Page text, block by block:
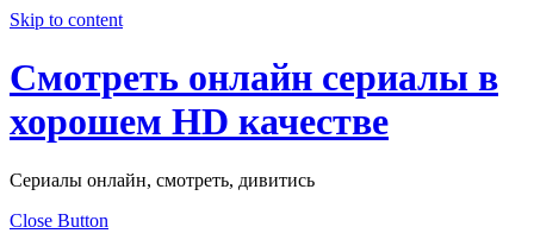
Skip to content
Смотреть онлайн сериалы в
хорошем HD качестве
Сериалы онлайн, смотреть, дивитись
Close Button